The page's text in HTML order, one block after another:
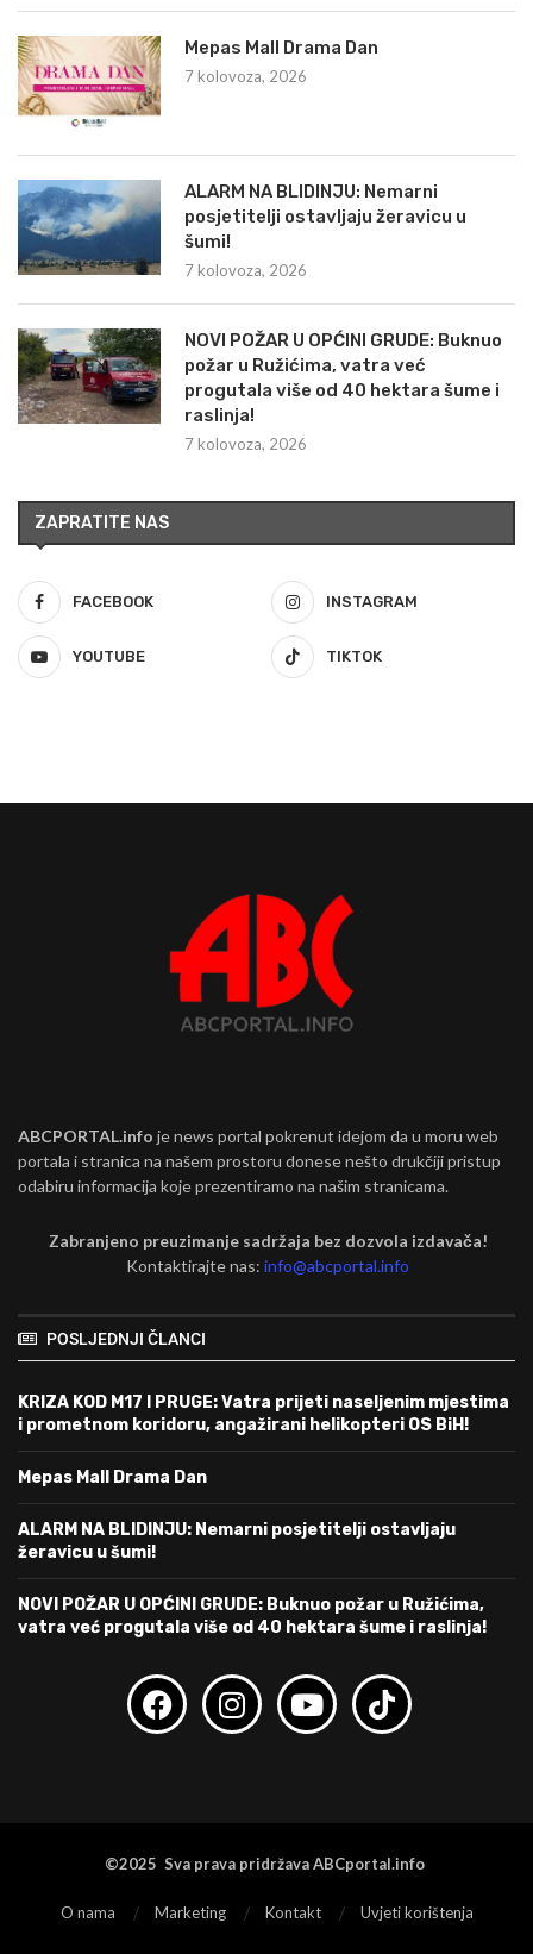
Mepas Mall Drama Dan
7 kolovoza, 2026
ALARM NA BLIDINJU: Nemarni
posjetitelji ostavljaju žeravicu u
šumi!
7 kolovoza, 2026
NOVI POŽAR U OPĆINI GRUDE: Buknuo
požar u Ružićima, vatra već
progutala više od 40 hektara šume i
raslinja!
7 kolovoza, 2026
ZAPRATITE NAS
FACEBOOK INSTAGRAM
YOUTUBE TIKTOK
ABCPORTAL.info je news portal pokrenut idejom da u moru web
portala i stranica na našem prostoru donese nešto drukčiji pristup
odabiru informacija koje prezentiramo na našim stranicama.
Zabranjeno preuzimanje sadržaja bez dozvola izdavača!
Kontaktirajte nas:info@abcportal.info
POSLJEDNJI ČLANCI
KRIZA KOD M17 I PRUGE: Vatra prijeti naseljenim mjestima
i prometnom koridoru, angažirani helikopteri OS BiH!
Mepas Mall Drama Dan
ALARM NA BLIDINJU: Nemarni posjetitelji ostavljaju
žeravicu u šumi!
NOVI POŽAR U OPĆINI GRUDE: Buknuo požar u Ružićima,
vatra već progutala više od 40 hektara šume i raslinja!
©2025 Sva prava pridržava ABCportal.info
O nama Marketing Kontakt Uvjeti korištenja